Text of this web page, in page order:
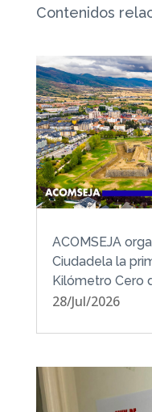
Contenidos
ACOMSEJA
Ciudadela la
Kilómetro Cero
28/Jul/2026